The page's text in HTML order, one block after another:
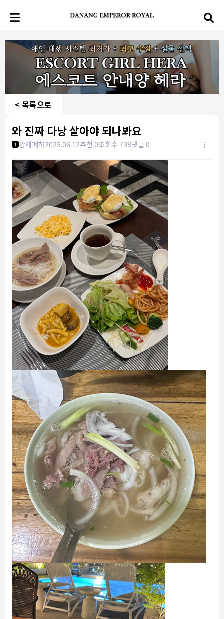
< 목록으로
와 진짜 다낭 살아야 되나봐요
1 황제폐하2025.06.12추천 0조회수 738댓글 0